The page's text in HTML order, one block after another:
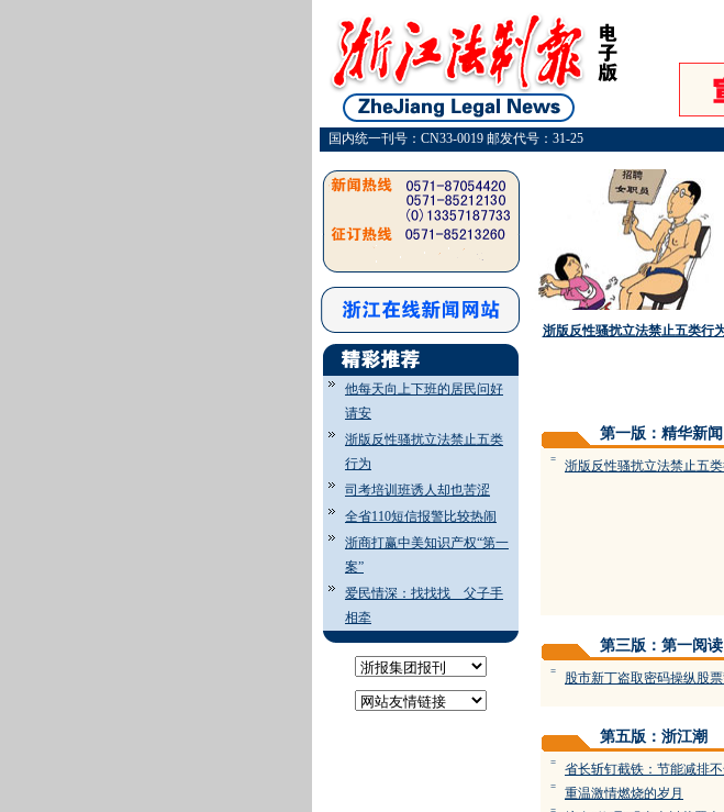
国内统一刊号：CN33-0019 邮发代号：31-25
他每天向上下班的居民问好
请安
浙版反性骚扰立法禁止五类
行为
司考培训班诱人却也苦涩
全省110短信报警比较热闹
浙商打赢中美知识产权“第一
案”
爱民情深：找找找 父子手
相牵
浙版反性骚扰立法禁止五类行
第一版：精华新闻
= 浙版反性骚扰立法禁止五
第三版：第一阅读
= 股市新丁盗取密码操纵股
第五版：浙江潮
= 省长斩钉截铁：节能减排
= 重温激情燃烧的岁月